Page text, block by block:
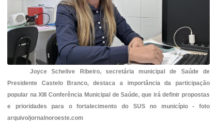
Joyce Schelive Ribeiro, secretária municipal de Saúde de
Presidente Castelo Branco, destaca a importância da participação
popular na XIII Conferência Municipal de Saúde, que irá definir propostas
e prioridades para o fortalecimento do SUS no município - foto
arquivo/jornalnoroeste.com